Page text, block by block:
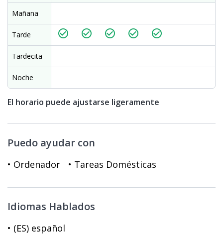
Mañana
Tarde check_circle_outline check_circle_outline check_circle_outline check_circle_outline check_circle_outline
Tardecita
Noche
El horario puede ajustarse ligeramente
Puedo ayudar con
• Ordenador • Tareas Domésticas
Idiomas Hablados
• (ES) español